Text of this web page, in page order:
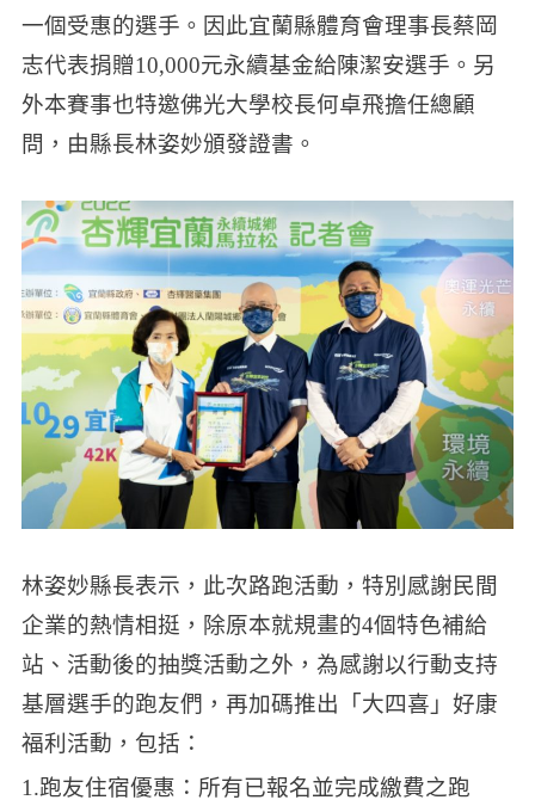
一個受惠的選手。因此宜蘭縣體育會理事長蔡岡
志代表捐贈10,000元永續基金給陳潔安選手。另
外本賽事也特邀佛光大學校長何卓飛擔任總顧
問，由縣長林姿妙頒發證書。
林姿妙縣長表示，此次路跑活動，特別感謝民間
企業的熱情相挺，除原本就規畫的4個特色補給
站、活動後的抽獎活動之外，為感謝以行動支持
基層選手的跑友們，再加碼推出「大四喜」好康
福利活動，包括：
1.跑友住宿優惠：所有已報名並完成繳費之跑